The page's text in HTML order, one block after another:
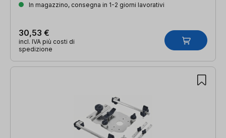
In magazzino, consegna in 1-2 giorni lavorativi
30,53 €
incl. IVA più costi di
spedizione